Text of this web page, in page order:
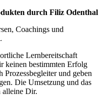
durch Filiz Odenthal
Coachings und
Lernbereitschaft
keinen bestimmten Erfolg
und geben
Die Umsetzung und das
alleine Dir.